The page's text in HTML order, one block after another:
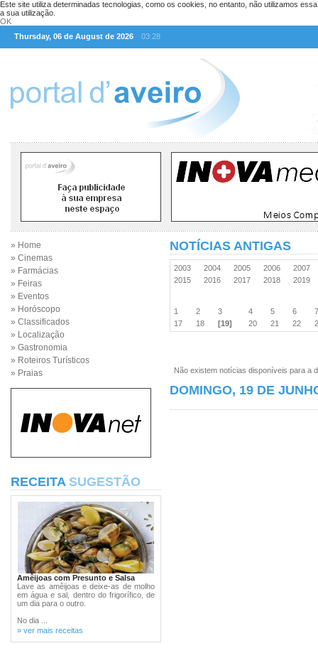
Este site utiliza determinadas tecnologias, como os cookies, no entanto, não utilizamos
a sua utilização.
OK
Thursday, 06 de August de 2026
03:28
» Home
» Cinemas
» Farmácias
» Feiras
» Eventos
» Horóscopo
» Classificados
» Localização
» Gastronomia
» Roteiros Turísticos
» Praias
RECEITA SUGESTÃO
Amêijoas com Presunto e Salsa
Lave as amêijoas e deixe-as de molho
em água e sal, dentro do frigorífico, de
um dia para o outro.
No dia ...
» ver mais receitas
NOTÍCIAS ANTIGAS
2003 2004 2005 2006
2007
2015
2016 2017 2018 2019
1 2 3 4 5 6
17
18 [19] 20 21 22
Não existem notícias disponíveis para a
DOMINGO, 19 DE